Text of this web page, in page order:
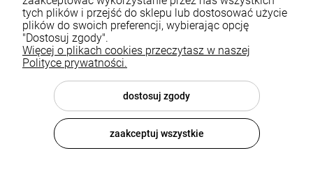
Płatności i dostawa
Informacje
tych plików i przejść do sklepu lub dostosować użycie
plików do swoich preferencji, wybierając opcję
"Dostosuj zgody".
Więcej o plikach cookies przeczytasz w naszej
Polityce prywatności.
dostosuj zgody
zaakceptuj wszystkie